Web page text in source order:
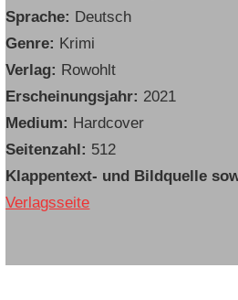
Sprache: Deutsch
Genre: Krimi
Verlag: Rowohlt
Erscheinungsjahr: 2021
Medium: Hardcover
Seitenzahl: 512
Klappentext- und Bildquelle
Verlagsseite